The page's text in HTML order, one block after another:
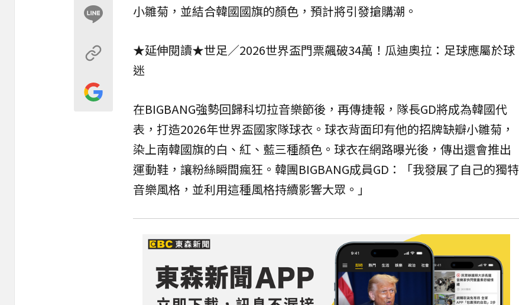
小雛菊，並結合韓國國旗的顏色，預計將引發搶購潮。
★延伸閱讀★世足／2026世界盃門票飆破34萬！瓜迪奧拉：足球應屬於球
迷
在BIGBANG強勢回歸科切拉音樂節後，再傳捷報，隊長GD將成為韓國代
表，打造2026年世界盃國家隊球衣。球衣背面印有他的招牌缺瓣小雛菊，
染上南韓國旗的白、紅、藍三種顏色。球衣在網路曝光後，傳出還會推出
運動鞋，讓粉絲瞬間瘋狂。韓團BIGBANG成員GD：「我發展了自己的獨特
音樂風格，並利用這種風格持續影響大眾。」